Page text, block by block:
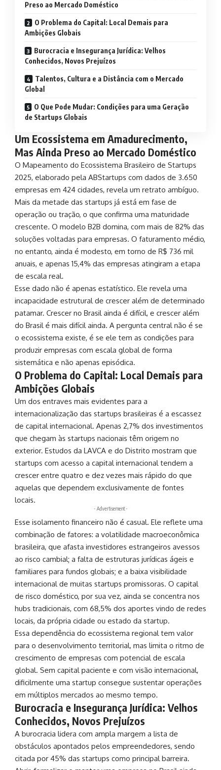
Preso ao Mercado Doméstico
O Problema do Capital: Local Demais para
Ambições Globais
Burocracia e Insegurança Jurídica: Velhos
Conhecidos, Novos Prejuízos
Talentos, Cultura e a Distância com o Mercado
Global
O Que Pode Mudar: Condições para uma Geração
de Startups Globais
Um Ecossistema em Amadurecimento,
Mas Ainda Preso ao Mercado Doméstico
O Mapeamento do Ecossistema Brasileiro de Startups
2025, elaborado pela ABStartups com dados de 3.650
empresas em 424 cidades, revela um retrato ambíguo.
Mais da metade das startups já está em fase de
operação ou tração, o que confirma uma maturidade
crescente. O modelo B2B domina, com mais de 82% das
soluções voltadas para empresas. O faturamento médio,
no entanto, ainda é modesto, em torno de R$ 736 mil
anuais, e apenas 15,4% das empresas atingiram a etapa
de escala real.
Esse dado não é apenas estatístico. Ele revela uma
incapacidade estrutural de crescer além de determinado
patamar. Crescer no Brasil ainda é difícil, e crescer além
do Brasil é mais difícil ainda. A pergunta central não é se
o ecossistema existe, é se ele tem as condições para
produzir empresas com escala global de forma
sistemática e não apenas episódica.
O Problema do Capital: Local Demais para
Ambições Globais
Um dos entraves mais evidentes para a
internacionalização das startups brasileiras é a escassez
de capital internacional. Apenas 2,7% dos investimentos
que chegam às startups nacionais têm origem no
exterior. Estudos da LAVCA e do Distrito mostram que
startups com acesso a capital internacional tendem a
crescer entre quatro e dez vezes mais rápido do que
aquelas que dependem exclusivamente de fontes
locais.
- Advertisement -
Esse isolamento financeiro não é casual. Ele reflete uma
combinação de fatores: a volatilidade macroeconômica
brasileira, que afasta investidores estrangeiros avessos
ao risco cambial; a falta de estruturas jurídicas ágeis e
familiares para fundos globais; e a baixa visibilidade
internacional de muitas startups promissoras. O capital
de risco doméstico, por sua vez, ainda se concentra nos
hubs tradicionais, com 68,5% dos aportes vindo de redes
locais, da própria cidade ou estado da startup.
Essa dependência do ecossistema regional tem valor
para o desenvolvimento territorial, mas limita o ritmo de
crescimento de empresas com potencial de escala
global. Sem capital paciente e com visão internacional,
dificilmente uma startup consegue sustentar operações
em múltiplos mercados ao mesmo tempo.
Burocracia e Insegurança Jurídica: Velhos
Conhecidos, Novos Prejuízos
A burocracia lidera com ampla margem a lista de
obstáculos apontados pelos empreendedores, sendo
citada por 45% das startups como principal barreira.